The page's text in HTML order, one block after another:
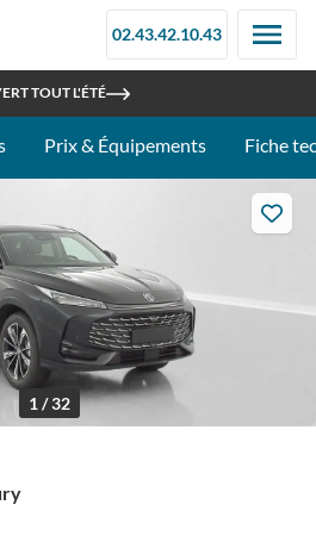
02.43.42.10.43
FOIRE DU MANS - STAND 097C
TOUT L'ÉTÉ
Prix & Équipements Fiche
1 / 32